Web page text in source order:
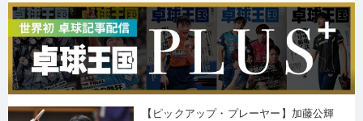
【ピックアップ・プレーヤー】加藤公輝